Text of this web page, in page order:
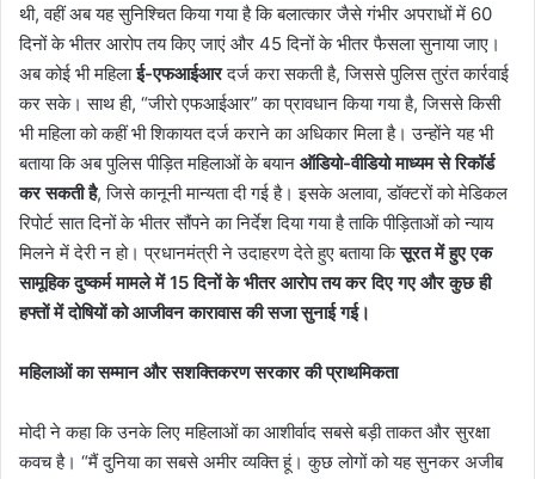
थी, वहीं अब यह सुनिश्चित किया गया है कि बलात्कार जैसे गंभीर अपराधों में 60
दिनों के भीतर आरोप तय किए जाएं और 45 दिनों के भीतर फैसला सुनाया जाए।
अब कोई भी महिलाई-एफआईआरदर्ज करा सकती है, जिससे पुलिस तुरंत कार्रवाई
कर सके। साथ ही, “जीरो एफआईआर” का प्रावधान किया गया है, जिससे किसी
भी महिला को कहीं भी शिकायत दर्ज कराने का अधिकार मिला है। उन्होंने यह भी
बताया कि अब पुलिस पीड़ित महिलाओं के बयान ऑडियो-वीडियो माध्यम से रिकॉर्ड
कर सकती है, जिसे कानूनी मान्यता दी गई है। इसके अलावा, डॉक्टरों को मेडिकल
रिपोर्ट सात दिनों के भीतर सौंपने का निर्देश दिया गया है ताकि पीड़िताओं को न्याय
मिलने में देरी न हो। प्रधानमंत्री ने उदाहरण देते हुए बताया किसूरत में हुए एक
सामूहिक दुष्कर्म मामले में 15 दिनों के भीतर आरोप तय कर दिए गए और कुछ ही
हफ्तों में दोषियों को आजीवन कारावास की सजा सुनाई गई।
महिलाओं का सम्मान और सशक्तिकरण सरकार की प्राथमिकता
मोदी ने कहा कि उनके लिए महिलाओं का आशीर्वाद सबसे बड़ी ताकत और सुरक्षा
कवच है। “मैं दुनिया का सबसे अमीर व्यक्ति हूं। कुछ लोगों को यह सुनकर अजीब